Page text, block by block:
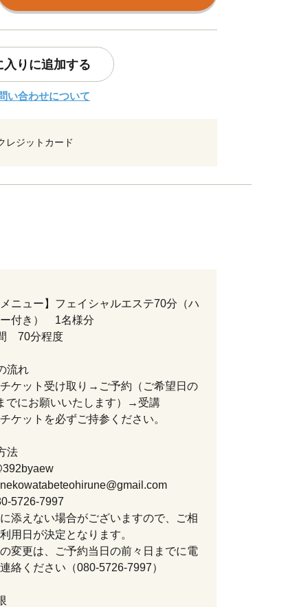
入りに追加する
い合わせについて
レジットカード
ニュー】フェイシャルエステ70分（ハ
付き） 1名様分
70分程度
流れ
ケット受け取り→ご予約（ご希望日の
でにお願いいたします）→受講
ケットを必ずご持参ください。
法
5726-7997
添えない場合がございますので、ご相
用日が決定となります。
変更は、ご予約当日の前々日までに電
絡ください（080-5726-7997）